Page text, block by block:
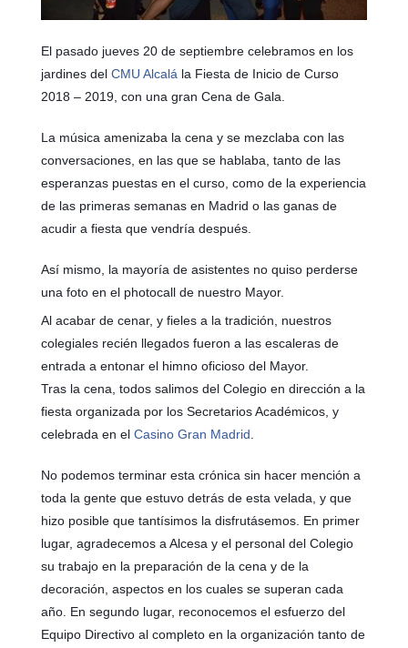
El pasado jueves 20 de septiembre celebramos en los
jardines del CMU Alcalá la Fiesta de Inicio de Curso
2018 – 2019, con una gran Cena de Gala.
La música amenizaba la cena y se mezclaba con las
conversaciones, en las que se hablaba, tanto de las
esperanzas puestas en el curso, como de la experiencia
de las primeras semanas en Madrid o las ganas de
acudir a fiesta que vendría después.
Así mismo, la mayoría de asistentes no quiso perderse
una foto en el photocall de nuestro Mayor.
Al acabar de cenar, y fieles a la tradición, nuestros
colegiales recién llegados fueron a las escaleras de
entrada a entonar el himno oficioso del Mayor.
Tras la cena, todos salimos del Colegio en dirección a la
fiesta organizada por los Secretarios Académicos, y
celebrada en el Casino Gran Madrid
No podemos terminar esta crónica sin hacer mención a
toda la gente que estuvo detrás de esta velada, y que
hizo posible que tantísimos la disfrutásemos. En primer
lugar, agradecemos a Alcesa y el personal del Colegio
su trabajo en la preparación de la cena y de la
decoración, aspectos en los cuales se superan cada
año. En segundo lugar, reconocemos el esfuerzo del
Equipo Directivo al completo en la organización tanto de